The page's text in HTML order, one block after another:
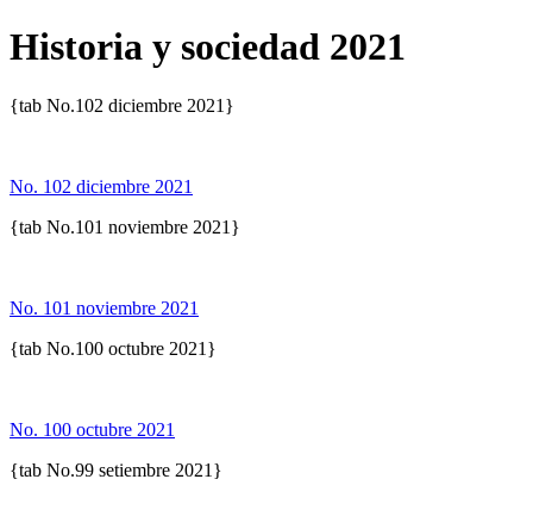
Historia y sociedad 2021
{tab No.102 diciembre 2021}
No. 102 diciembre 2021
{tab No.101 noviembre 2021}
No. 101 noviembre 2021
{tab No.100 octubre 2021}
No. 100 octubre 2021
{tab No.99 setiembre 2021}